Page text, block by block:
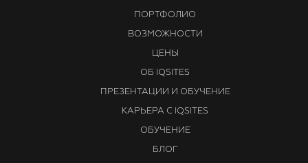
ПОРТФОЛИО
ВОЗМОЖНОСТИ
ЦЕНЫ
ОБ IQSITES
ПРЕЗЕНТАЦИИ И ОБУЧЕНИЕ
КАРЬЕРА С IQSITES
ОБУЧЕНИЕ
БЛОГ